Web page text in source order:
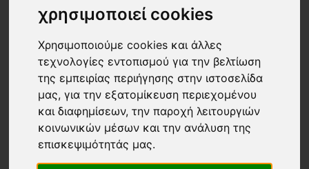
χρησιμοποιεί cookies
Χρησιμοποιούμε cookies και άλλες
τεχνολογίες εντοπισμού για την βελτίωση
της εμπειρίας περιήγησης στην ιστοσελίδα
μας, για την εξατομίκευση περιεχομένου
και διαφημίσεων, την παροχή λειτουργιών
κοινωνικών μέσων και την ανάλυση της
επισκεψιμότητάς μας.
0 0
Home ΤΡΟΠΟΙ ΠΛΗΡΩΜΗΣ
Επιστροφή
ΤΡΟΠΟΙ ΠΛΗΡΩΜΗΣ